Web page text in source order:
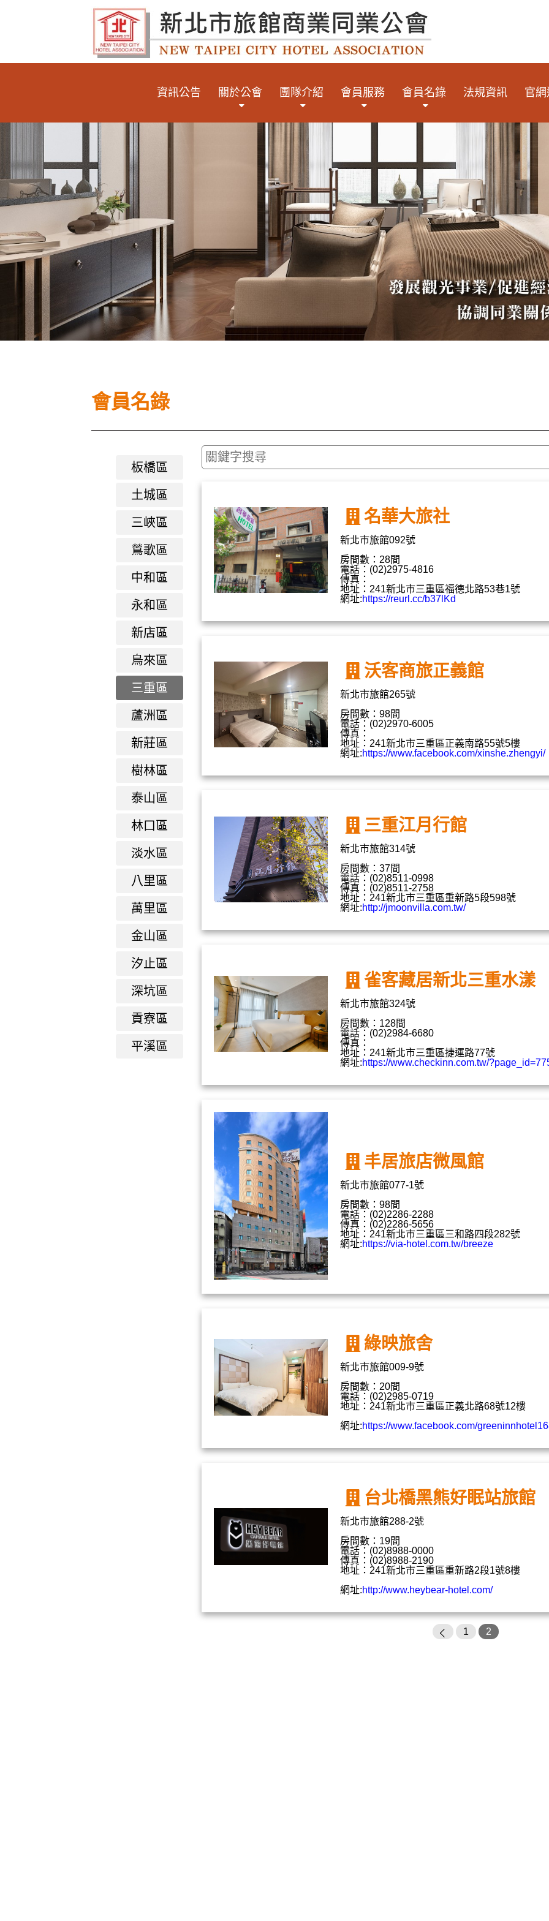
資訊公告 關於公會 團隊介紹 會員服務 會員名錄 法規資訊 官
會員名錄
板橋區
土城區
三峽區
鶑歌區
中和區
永和區
新店區
烏來區
三重區
蘆洲區
新莊區
樹林區
泰山區
林口區
淡水區
八里區
萬里區
金山區
汐止區
深坑區
貢寮區
平溪區
名華大旅社
新北市旅館092號
房間數：28間
電話：(02)2975-4816
傳真：
地址：241新北市三重區福德北路53巷1號
網址:https://reurl.cc/b37lKd
沃客商旅正義館
新北市旅館265號
房間數：98間
電話：(02)2970-6005
傳真：
地址：241新北市三重區正義南路55號5樓
網址:https://www.facebook.com/xinshe.zhengyi/
三重江月行館
新北市旅館314號
房間數：37間
電話：(02)8511-0998
傳真：(02)8511-2758
地址：241新北市三重區重新路5段598號
網址:http://jmoonvilla.com.tw/
雀客藏居新北三重水漾
新北市旅館324號
房間數：128間
電話：(02)2984-6680
傳真：
地址：241新北市三重區捷運路77號
網址:https://www.checkinn.com.tw/
丰居旅店微風館
新北市旅館077-1號
房間數：98間
電話：(02)2286-2288
傳真：(02)2286-5656
地址：241新北市三重區三和路四段282號
網址:https://via-hotel.com.tw/breeze
綠映旅舍
新北市旅館009-9號
房間數：20間
電話：(02)2985-0719
地址：241新北市三重區正義北路68號12樓
網址:https://www.facebook.com/
台北橋黑熊好眠站旅館
新北市旅館288-2號
房間數：19間
電話：(02)8988-0000
傳真：(02)8988-2190
地址：241新北市三重區重新路2段1號8樓
網址:http://www.heybear-hotel.com/
1 2